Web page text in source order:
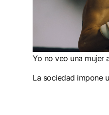
Yo no veo una mujer
La sociedad impone